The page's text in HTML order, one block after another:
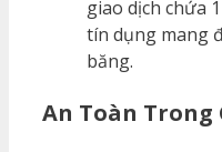
giao dịch chứa
tín dụng mang
băng.
An Toàn Trong